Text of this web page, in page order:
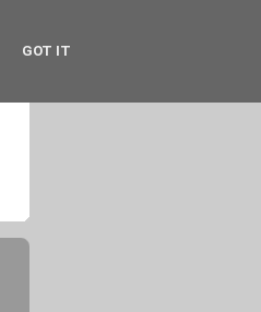
GOT IT